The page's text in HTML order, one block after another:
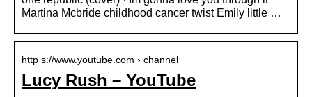
Martina Mcbride childhood cancer twist Emily little …
http s://www.youtube.com › channel
Lucy Rush – YouTube